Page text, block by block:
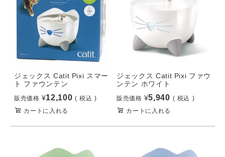
ジェックス Catit Pixi スマー
ト ファウンテン
販売価格 ¥12,100
税込
カートに入れる
ジェックス Catit Pixi ファウ
ンテン ホワイト
販売価格 ¥5,940
税込
カートに入れる